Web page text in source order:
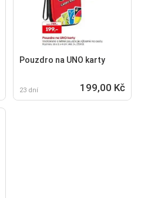
Pouzdro na UNO karty
23 dní 199,00 Kč